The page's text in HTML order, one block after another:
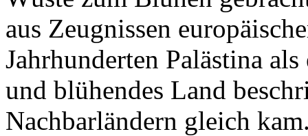
aus Zeugnissen
Jahrhunderten Palästina
und blühendes Land
Nachbarländern gleich